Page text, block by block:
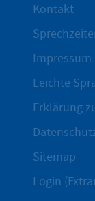
Kontakt
Impressum
Leichte
Erklärung
Sitemap
Login